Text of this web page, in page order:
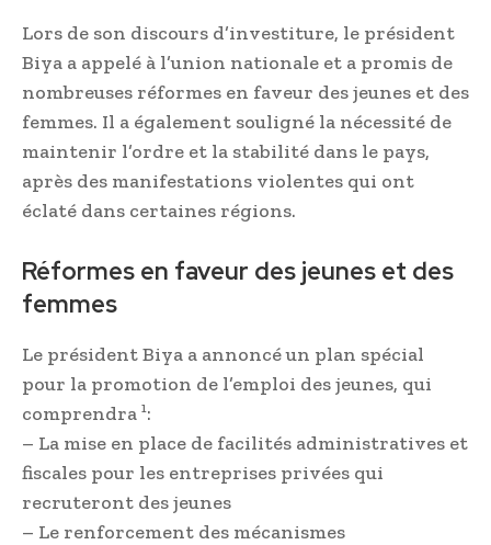
Lors de son discours d’investiture, le président
Biya a appelé à l’union nationale et a promis de
nombreuses réformes en faveur des jeunes et des
femmes. Il a également souligné la nécessité de
maintenir l’ordre et la stabilité dans le pays,
après des manifestations violentes qui ont
éclaté dans certaines régions.
Réformes en faveur des jeunes et des
femmes
Le président Biya a annoncé un plan spécial
pour la promotion de l’emploi des jeunes, qui
comprendra ¹:
– La mise en place de facilités administratives et
fiscales pour les entreprises privées qui
recruteront des jeunes
– Le renforcement des mécanismes